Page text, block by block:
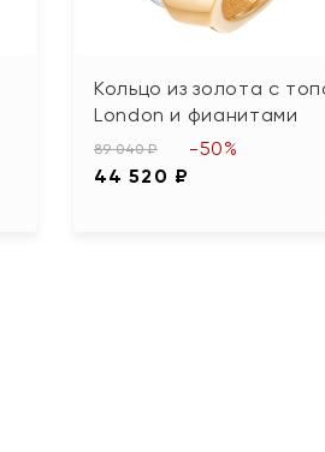
Кольцо из золота с
London и фианитами
89 040 ₽
44 520 ₽
-50%